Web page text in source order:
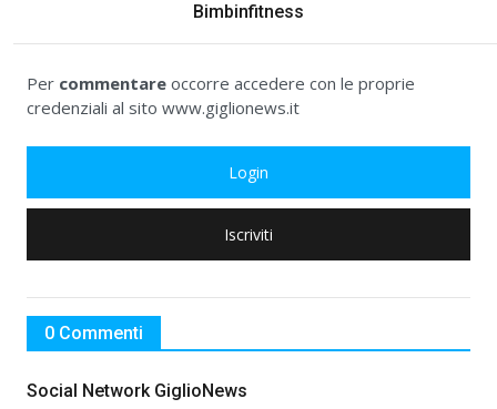
Bimbinfitness
Per commentare occorre accedere con le proprie
credenziali al sito www.giglionews.it
Login
Iscriviti
0 Commenti
Social Network GiglioNews